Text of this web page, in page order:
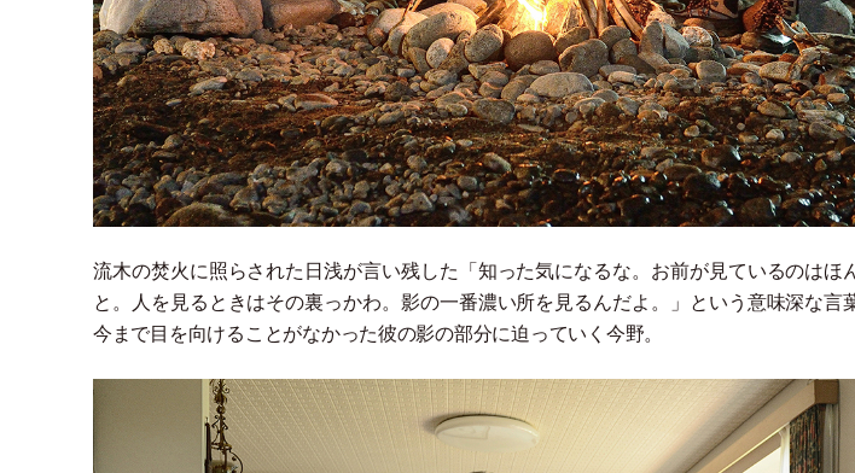
流木の焚火に照らされた日浅が言い残した 「 知った気になるな。お前が見ているのはほ
と。人を見るときはその裏っかわ。影の一番濃い所を見るんだよ。
」
という意味深な言
今まで目を向けることがなかった彼の影の部分に迫っていく今野。